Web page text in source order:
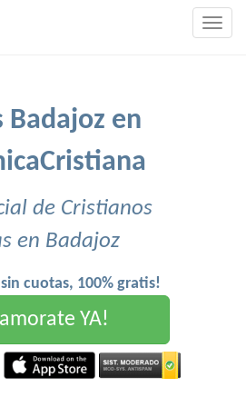
Badajoz en
de Cristianos
en Badajoz
cuotas, 100% gratis!
YA!